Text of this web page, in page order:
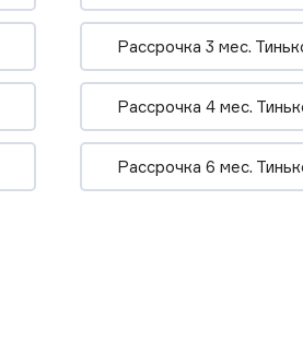
Рассрочка 3 мес.
Рассрочка 4 мес.
Рассрочка 6 мес.